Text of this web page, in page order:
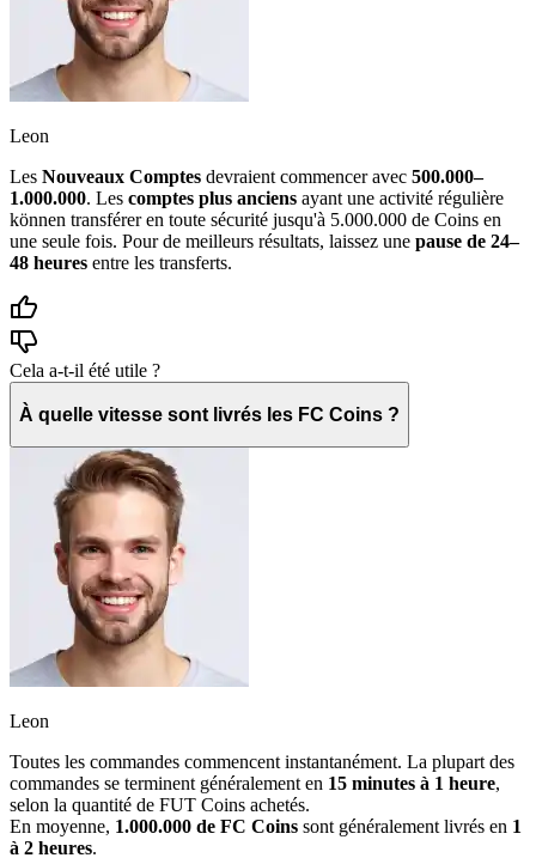
Leon
Les Nouveaux Comptes devraient commencer avec 500.000–
1.000.000. Les comptes plus anciens ayant une activité régulière
können transférer en toute sécurité jusqu'à 5.000.000 de Coins en
une seule fois. Pour de meilleurs résultats, laissez une pause de 24–
48 heures entre les transferts.
Cela a-t-il été utile ?
À quelle vitesse sont livrés les FC Coins ?
Leon
Toutes les commandes commencent instantanément. La plupart des
commandes se terminent généralement en 15 minutes à 1 heure,
selon la quantité de FUT Coins achetés.
En moyenne, 1.000.000 de FC Coins sont généralement livrés en 1
à 2 heures.